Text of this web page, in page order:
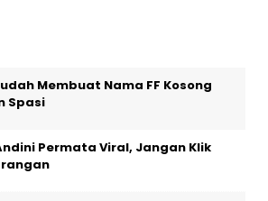
Membuat Nama FF Kosong
Spasi
Permata Viral, Jangan Klik